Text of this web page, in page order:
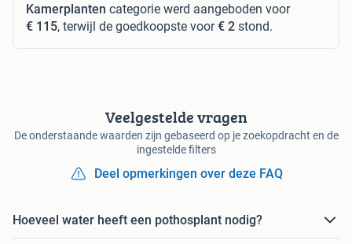
Kamerplanten categorie werd aangeboden voor
€ 115, terwijl de goedkoopste voor€ 2 stond.
Veelgestelde vragen
De onderstaande waarden zijn gebaseerd op je zoekopdracht en de
ingestelde filters
Deel opmerkingen over deze FAQ
Hoeveel water heeft een pothosplant nodig?